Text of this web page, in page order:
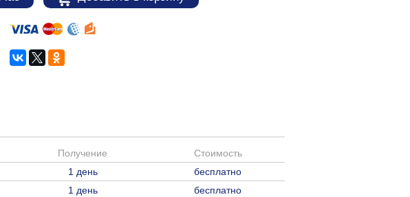
Получение
Стоимость
1 день
бесплатно
1 день
бесплатно